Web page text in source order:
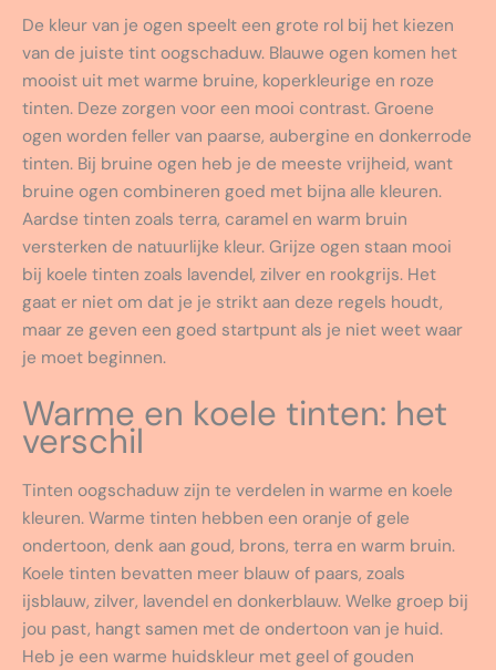
De kleur van je ogen speelt een grote rol bij het kiezen
van de juiste tint oogschaduw. Blauwe ogen komen het
mooist uit met warme bruine, koperkleurige en roze
tinten. Deze zorgen voor een mooi contrast. Groene
ogen worden feller van paarse, aubergine en donkerrode
tinten. Bij bruine ogen heb je de meeste vrijheid, want
bruine ogen combineren goed met bijna alle kleuren.
Aardse tinten zoals terra, caramel en warm bruin
versterken de natuurlijke kleur. Grijze ogen staan mooi
bij koele tinten zoals lavendel, zilver en rookgrijs. Het
gaat er niet om dat je je strikt aan deze regels houdt,
maar ze geven een goed startpunt als je niet weet waar
je moet beginnen.
Warme en koele tinten: het
verschil
Tinten oogschaduw zijn te verdelen in warme en koele
kleuren. Warme tinten hebben een oranje of gele
ondertoon, denk aan goud, brons, terra en warm bruin.
Koele tinten bevatten meer blauw of paars, zoals
ijsblauw, zilver, lavendel en donkerblauw. Welke groep bij
jou past, hangt samen met de ondertoon van je huid.
Heb je een warme huidskleur met geel of gouden